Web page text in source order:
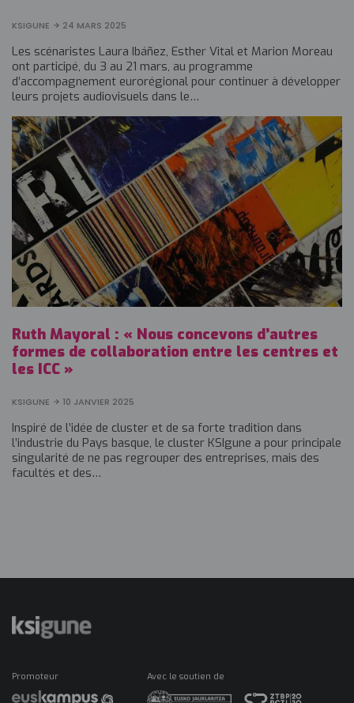
KSIGUNE 24 MARS 2025
Les scénaristes Laura Ibáñez, Esther Vital et Marion Moreau
ont participé, du 3 au 21 mars, au programme
d’accompagnement eurorégional pour continuer à développer
leurs projets audiovisuels dans le…
Ruth Mayoral : « Nous concevons d’autres
formes de collaboration entre les centres et
les ICC »
KSIGUNE 10 JANVIER 2025
Inspiré de l’idée de cluster et de sa forte tradition dans
l’industrie du Pays basque, le cluster KSIgune a pour principale
singularité de ne pas regrouper des entreprises, mais des
facultés et des…
Promoteur Avec le soutien de